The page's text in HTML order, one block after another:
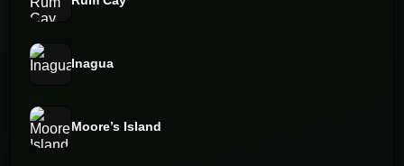
Inagua
Moore’s Island